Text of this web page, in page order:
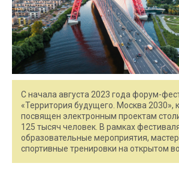
С начала августа 2023 года форум-
«Территория будущего. Москва 2030»,
посвящен электронным проектам
125 тысяч человек. В рамках
образовательные мероприятия,
спортивные тренировки на открытом